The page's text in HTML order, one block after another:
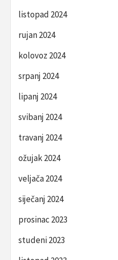
listopad 2024
rujan 2024
kolovoz 2024
srpanj 2024
lipanj 2024
svibanj 2024
travanj 2024
ožujak 2024
veljača 2024
siječanj 2024
prosinac 2023
studeni 2023